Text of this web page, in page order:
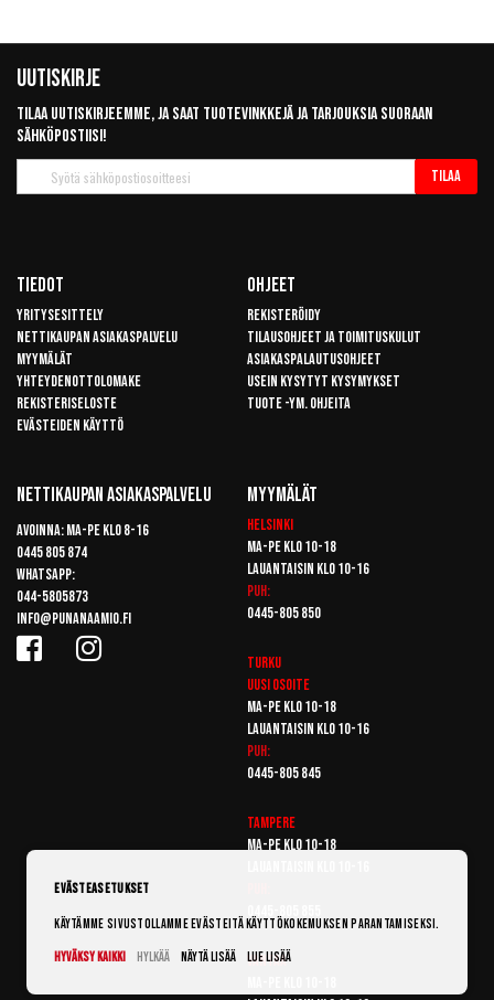
Uutiskirje
Tilaa uutiskirjeemme, ja saat tuotevinkkejä ja tarjouksia suoraan
sähköpostiisi!
uutiskirje
Tilaa
Tiedot
Yritysesittely
Nettikaupan asiakaspalvelu
Myymälät
Yhteydenottolomake
Rekisteriseloste
Evästeiden käyttö
Ohjeet
Rekisteröidy
Tilausohjeet ja toimituskulut
Asiakaspalautusohjeet
Usein kysytyt kysymykset
Tuote -ym. ohjeita
Nettikaupan Asiakaspalvelu
Avoinna: Ma-pe klo 8-16
0445 805 874
Whatsapp:
044-5805873
info@punanaamio.fi
Myymälät
Helsinki
Ma-pe klo 10-18
Lauantaisin klo 10-16
Puh:
0445-805 850
Turku
Uusi osoite
Ma-pe klo 10-18
Lauantaisin klo 10-16
Puh:
0445-805 845
Tampere
Ma-pe klo 10-18
Vantaa
Evästeasetukset
Käytämme sivustollamme evästeitä käyttökokemuksen parantamiseksi.
Hyväksy kaikki
Hylkää Näytä lisää Lue lisää